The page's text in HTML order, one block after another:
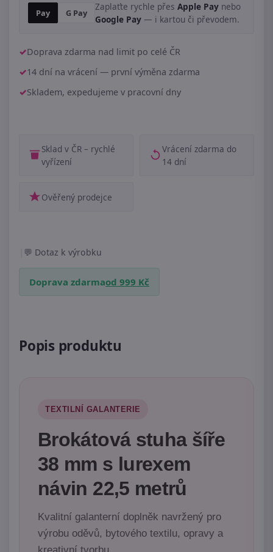
Pay G Pay
Zaplaťte rychle přes Apple Pay nebo
Google Pay — i kartou či převodem.
Doprava zdarma nad limit po celé ČR
14 dní na vrácení — první výměna zdarma
Skladem, expedujeme v pracovní dny
Sklad v ČR – rychlé
vyřízení
Vrácení zdarma do
14 dní
Ověřený prodejce
Dotaz k výrobku
Doprava zdarmaod 999 Kč
Popis produktu
TEXTILNÍ GALANTERIE
Brokátová stuha šíře
38 mm s lurexem
návin 22,5 metrů
Kvalitní galanterní doplněk navržený pro
výrobu oděvů, bytového textilu, opravy a